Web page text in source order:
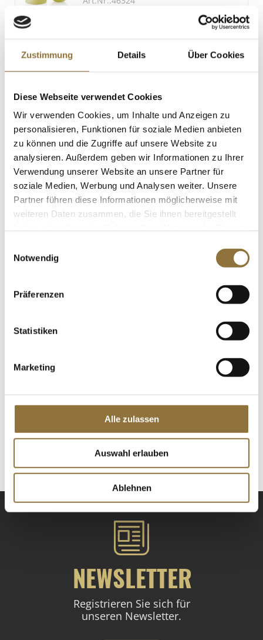
Zustimmung Details Über Cookies
Diese Webseite verwendet Cookies
Wir verwenden Cookies, um Inhalte und Anzeigen zu
personalisieren, Funktionen für soziale Medien anbieten
zu können und die Zugriffe auf unsere Website zu
analysieren. Außerdem geben wir Informationen zu Ihrer
Verwendung unserer Website an unsere Partner für
soziale Medien, Werbung und Analysen weiter. Unsere
Partner führen diese Informationen möglicherweise mit
weiteren Daten zusammen, die Sie ihnen bereitgestellt
Notwendig
Präferenzen
Statistiken
Marketing
Alle zulassen
Auswahl erlauben
Ablehnen
3.5 g
LEBENSMITTELKENNZEICHNUNGEN
St.
Limettenblätter/ Kaffirblätter, TK, 100 g
Art.Nr.:44980
€ 52,50/ kg
mit Sesam, Chotura Garden, 850 g
NEWSLETTER
Registrieren Sie sich für
unseren Newsletter.